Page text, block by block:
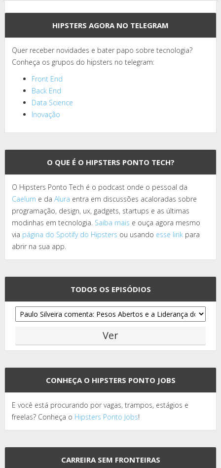
HIPSTERS AGORA NO TELEGRAM
Quer receber novidades e bater papo sobre tecnologia?
Conheça os grupos do hipsters no telegram:
Front End
Back End
Data Science
Inovação
O QUE É O HIPSTERS PONTO TECH?
O Hipsters Ponto Tech é o podcast onde o pessoal da
Caelum e da Alura entra em discussões acaloradas sobre
programação, design, ux, gadgets, startups e as últimas
modinhas em tecnologia. Saiba mais e ouça agora mesmo
via página do Spotify do Hipsters ou usando esse link para
abrir na sua app.
TODOS OS EPISÓDIOS
CONHEÇA O HIPSTERS PONTO JOBS
E você está procurando por vagas, trampos, estágios e
freelas? Conheça o Hipsters Ponto Jobs!
CARREIRA SEM FRONTEIRAS